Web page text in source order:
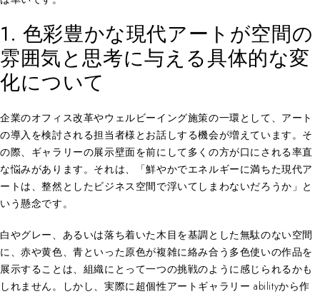
1. 色彩豊かな現代アートが空間の
雰囲気と思考に与える具体的な変
化について
企業のオフィス改革やウェルビーイング施策の一環として、アート
の導入を検討される担当者様とお話しする機会が増えています。そ
の際、ギャラリーの展示壁面を前にして多くの方が口にされる率直
な悩みがあります。それは、「鮮やかでエネルギーに満ちた現代ア
ートは、整然としたビジネス空間で浮いてしまわないだろうか」と
いう懸念です。
白やグレー、あるいは落ち着いた木目を基調とした無駄のない空間
に、赤や黄色、青といった原色が複雑に絡み合う多色使いの作品を
展示することは、組織にとって一つの挑戦のように感じられるかも
しれません。しかし、実際に超個性アートギャラリー abilityから作